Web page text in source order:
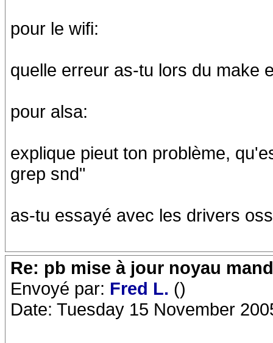
pour le wifi:
quelle erreur as-tu lors du make
pour alsa:
explique pieut ton problème,
grep snd"
as-tu essayé avec les drivers
Re: pb mise à jour noyau
Envoyé par: Fred L. ()
Date: Tuesday 15 November